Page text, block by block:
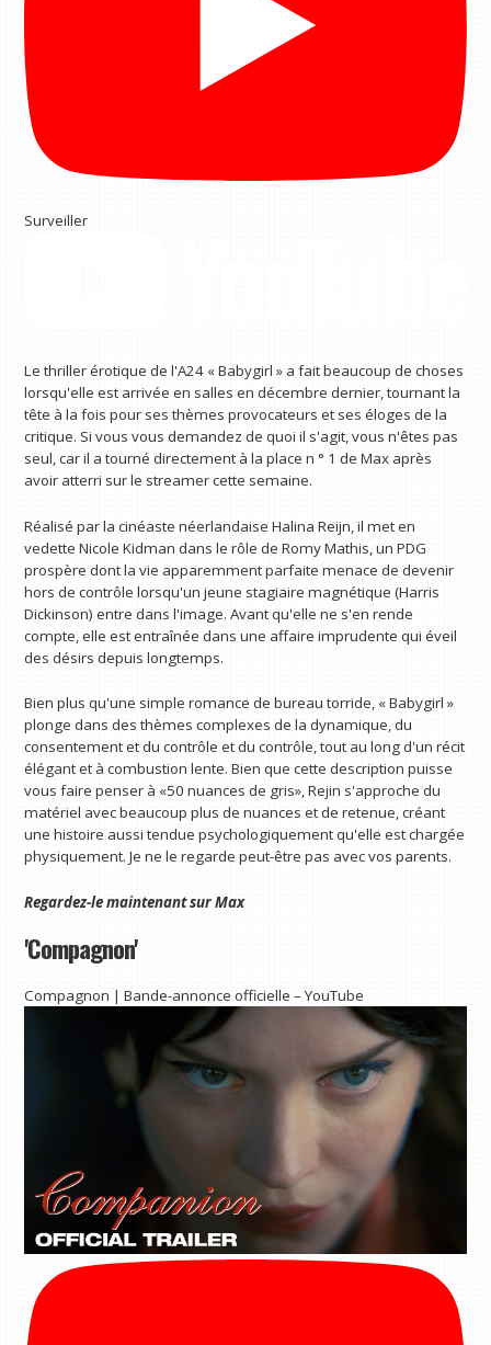
Surveiller
Le thriller érotique de l'A24 « Babygirl » a fait beaucoup de choses
lorsqu'elle est arrivée en salles en décembre dernier, tournant la
tête à la fois pour ses thèmes provocateurs et ses éloges de la
critique. Si vous vous demandez de quoi il s'agit, vous n'êtes pas
seul, car il a tourné directement à la place n ° 1 de Max après
avoir atterri sur le streamer cette semaine.
Réalisé par la cinéaste néerlandaise Halina Reijn, il met en
vedette Nicole Kidman dans le rôle de Romy Mathis, un PDG
prospère dont la vie apparemment parfaite menace de devenir
hors de contrôle lorsqu'un jeune stagiaire magnétique (Harris
Dickinson) entre dans l'image. Avant qu'elle ne s'en rende
compte, elle est entraînée dans une affaire imprudente qui éveil
des désirs depuis longtemps.
Bien plus qu'une simple romance de bureau torride, « Babygirl »
plonge dans des thèmes complexes de la dynamique, du
consentement et du contrôle et du contrôle, tout au long d'un récit
élégant et à combustion lente. Bien que cette description puisse
vous faire penser à «50 nuances de gris», Rejin s'approche du
matériel avec beaucoup plus de nuances et de retenue, créant
une histoire aussi tendue psychologiquement qu'elle est chargée
physiquement. Je ne le regarde peut-être pas avec vos parents.
Regardez-le maintenant surMax
'Compagnon'
Compagnon | Bande-annonce officielle – YouTube